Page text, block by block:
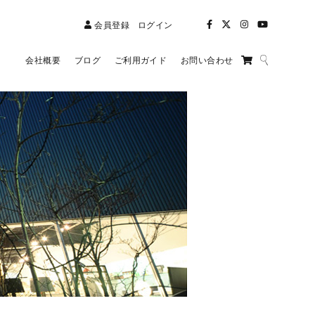
会員登録 ログイン
会社概要 ブログ ご利用ガイド お問い合わせ